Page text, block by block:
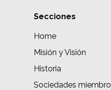
Secciones
Home
Misión y Visión
Historia
Sociedades miembro